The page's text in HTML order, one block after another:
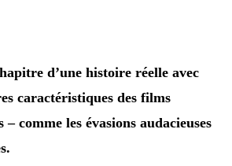
d’une histoire réelle avec
caractéristiques des films
– comme les évasions audacieuses